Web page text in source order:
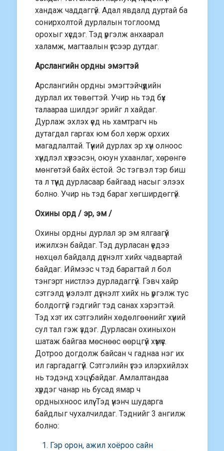
хандаж чаддаггүй. Адал явдалд дуртай ба
сонирхолтой дурлалын тоглоомд
орохыг хүсдэг. Тэд үргэлж анхаарал
халамж, магтаалын үгсээр дутдаг.
Арслангийн ордны эмэгтэй
Арслангийн ордны эмэгтэйчүүдийн
дурлал их төвөгтэй. Учир нь тэд бүх
талаараа шилдэг эрийг л хайдаг.
Дурлаж эхлэх үед нь хамтрагч нь
дутагдал гаргах юм бол хөрж орхих
магадлалтай. Түүний дурлах эр хүн олноос
хүндлэл хүлээсэн, оюун ухаанлаг, хөрөнгө
мөнгөтэй байх ёстой. Эс тэгвэл тэр биш
та л түүнд дурласаар байгаад насыг элээх
болно. Учир нь тэд бараг хөгширдөггүй.
Охины орд / эр, эм /
Охины ордны дурлал эр эм ялгаагүй
ижилхэн байдаг. Тэд дурласан үедээ
нөхцөл байдалд дүгнэлт хийх чадвартай
байдаг. Иймээс ч тэд барагтай л бол
тэнгэрт нистлээ дурладаггүй. Гэвч хайр
сэтгэлд үнэлэлт дүгнэлт хийх нь үргэлж тус
болдоггүй гэдгийг тэд санах хэрэгтэй.
Тэд хэт их сэтгэлийн хөдөлгөөнийг хүний
сул тал гэж үздэг. Дурласан охиныхон
шатаж байгаа мөснөөс өөрцгүй хүмүүс.
Дотроо догдолж байсан ч гаднаа нэг их
ил гаргадаггүй. Сэтгэлийн үгээ илэрхийлэх
нь тэдэнд хэцүү байдаг. Амлалтандаа
хүрдэг чанар нь бусад ямар ч
ордныхноос илүү. Тэд үнэнч шударга
байдлыг чухалчилдаг. Тэднийг 3 ангилж
болно:
Гэр орон, ажил хоёроо сайн